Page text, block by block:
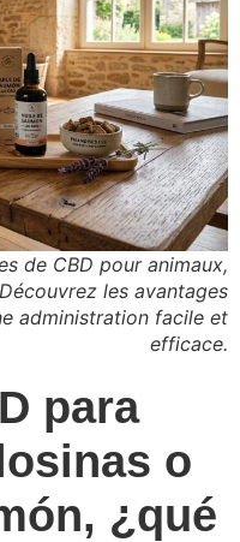
de CBD pour animaux,
les avantages
administration facile et
efficace.
para
o
¿qué